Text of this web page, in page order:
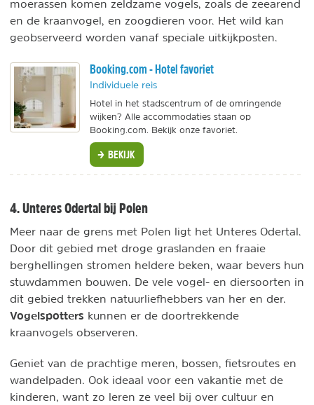
moerassen komen zeldzame vogels, zoals de zeearend
en de kraanvogel, en zoogdieren voor. Het wild kan
geobserveerd worden vanaf speciale uitkijkposten.
Booking.com - Hotel favoriet
Individuele reis
Hotel in het stadscentrum of de omringende
wijken? Alle accommodaties staan op
Booking.com. Bekijk onze favoriet.
BEKIJK
4. Unteres Odertal bij Polen
Meer naar de grens met Polen ligt het Unteres Odertal.
Door dit gebied met droge graslanden en fraaie
berghellingen stromen heldere beken, waar bevers hun
stuwdammen bouwen. De vele vogel- en diersoorten in
dit gebied trekken natuurliefhebbers van her en der.
Vogelspotters kunnen er de doortrekkende
kraanvogels observeren.
Geniet van de prachtige meren, bossen, fietsroutes en
wandelpaden. Ook ideaal voor een vakantie met de
kinderen, want zo leren ze veel bij over cultuur en